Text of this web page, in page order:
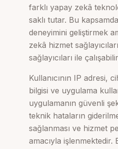
farklı yapay zekâ
saklı tutar. Bu
deneyimini geliştirmek
zekâ hizmet
sağlayıcıları ile
Kullanıcının IP adresi,
bilgisi ve uygulama
uygulamanın güvenli
teknik hataların
sağlanması ve hizmet
amacıyla işlenmektedir.